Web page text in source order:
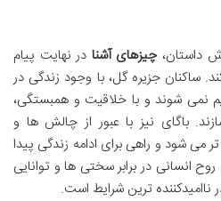
داستان،چیزهای آشنا در نهایت پیام
ساکنان جزیره گل، با وجود زندگی در
نمی شوند و با خلاقیت و همبستگی،
باگای نیز با عبور از چالش ها و
می شود و راهی برای ادامه زندگی پیدا
انسانی در برابر سختی ها و توانایی
ناامیدکننده ترین شرایط است.